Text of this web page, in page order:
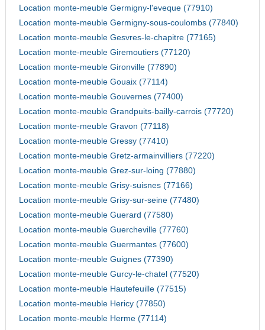
Location monte-meuble Germigny-l'eveque (77910)
Location monte-meuble Germigny-sous-coulombs (77840)
Location monte-meuble Gesvres-le-chapitre (77165)
Location monte-meuble Giremoutiers (77120)
Location monte-meuble Gironville (77890)
Location monte-meuble Gouaix (77114)
Location monte-meuble Gouvernes (77400)
Location monte-meuble Grandpuits-bailly-carrois (77720)
Location monte-meuble Gravon (77118)
Location monte-meuble Gressy (77410)
Location monte-meuble Gretz-armainvilliers (77220)
Location monte-meuble Grez-sur-loing (77880)
Location monte-meuble Grisy-suisnes (77166)
Location monte-meuble Grisy-sur-seine (77480)
Location monte-meuble Guerard (77580)
Location monte-meuble Guercheville (77760)
Location monte-meuble Guermantes (77600)
Location monte-meuble Guignes (77390)
Location monte-meuble Gurcy-le-chatel (77520)
Location monte-meuble Hautefeuille (77515)
Location monte-meuble Hericy (77850)
Location monte-meuble Herme (77114)